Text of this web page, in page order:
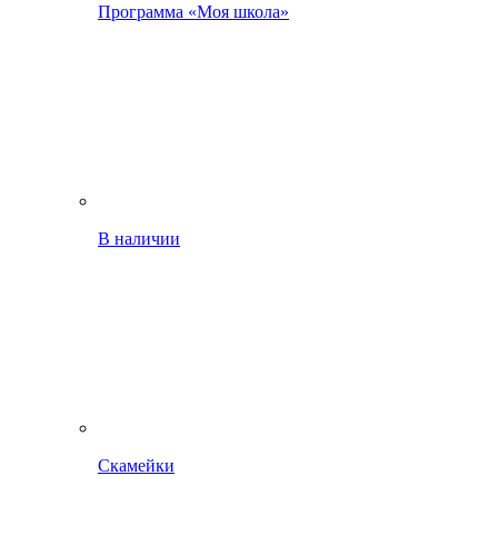
Программа «Моя школа»
В наличии
Скамейки